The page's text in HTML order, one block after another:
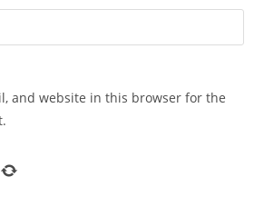
and website in this browser for the